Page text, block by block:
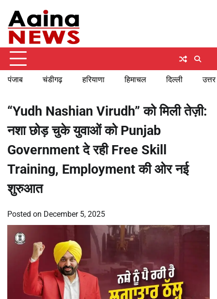
content
पंजाब चंडीगढ़ हरियाणा हिमाचल दिल्ली
“Yudh Nashian Virudh” को मिली तेज़ी:
नशा छोड़ चुके युवाओं को Punjab
Government दे रही Free Skill
Training, Employment की ओर नई
शुरुआत
Posted on December 5, 2025